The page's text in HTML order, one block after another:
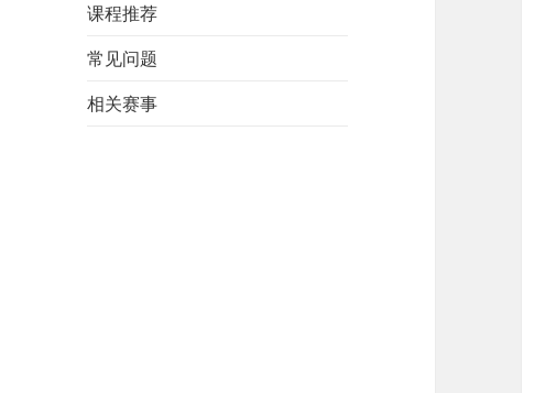
课程推荐
常见问题
相关赛事